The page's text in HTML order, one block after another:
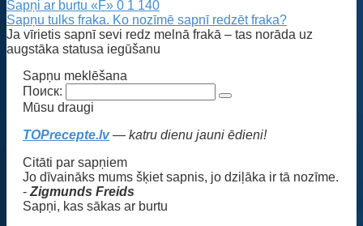
Sapņi ar burtu «F» 0 1 140
Sapņu tulks fraka. Ko nozīmē sapnī redzēt fraka?
Ja vīrietis sapnī sevi redz melnā frakā – tas norāda uz
augstāka statusa iegūšanu
Sapņu meklēšana
Поиск:
Mūsu draugi
TOPrecepte.lv— katru dienu jauni ēdieni!
Citāti par sapņiem
Jo dīvaināks mums šķiet sapnis, jo dziļāka ir tā nozīme.
-Zigmunds Freids
Sapņi, kas sākas ar burtu